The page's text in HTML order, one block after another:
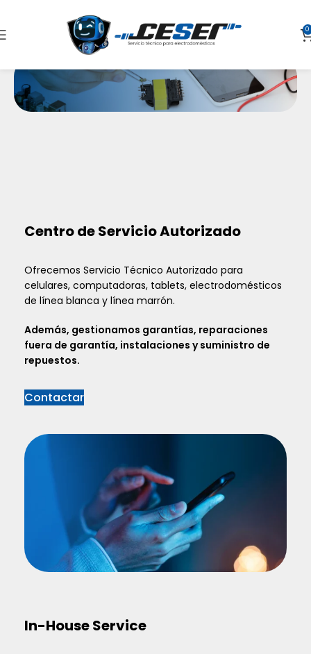
0
Centro de Servicio Autorizado
Ofrecemos Servicio Técnico Autorizado para
celulares, computadoras, tablets, electrodomésticos
de línea blanca y línea marrón.
Además, gestionamos garantías, reparaciones
fuera de garantía, instalaciones y suministro de
repuestos.
Contactar
In-House Service